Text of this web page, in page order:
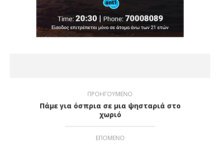
ΠΡΟΗΓΟΥΜΕΝΟ
Πάμε για όσπρια σε μια ψησταριά στο
χωριό
ΕΠΟΜΕΝΟ